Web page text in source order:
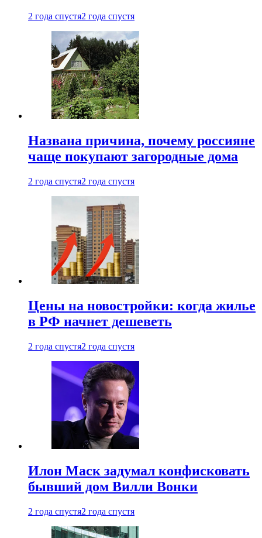
2 года спустя2 года спустя
Названа причина, почему россияне
чаще покупают загородные дома
2 года спустя2 года спустя
Цены на новостройки: когда жилье
в РФ начнет дешеветь
2 года спустя2 года спустя
Илон Маск задумал конфисковать
бывший дом Вилли Вонки
2 года спустя2 года спустя